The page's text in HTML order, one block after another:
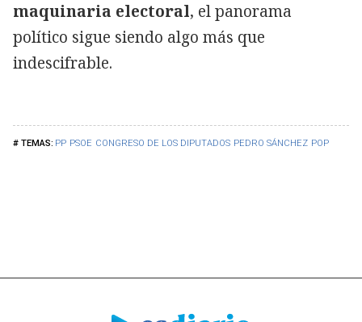
PP PSOE CONGRESO DE LOS DIPUTADOS PEDRO SÁNCHEZ POP
maquinaria electoral, el panorama
político sigue siendo algo más que
indescifrable.